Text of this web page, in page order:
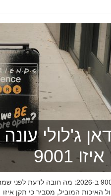
ג'לולי
9001
תקן איזו 9001 ב-2026: מה